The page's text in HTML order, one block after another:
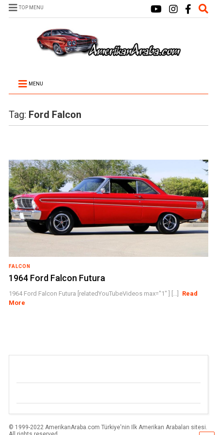
TOP MENU
MENU
Tag: Ford Falcon
FALCON
1964 Ford Falcon Futura
1964 Ford Falcon Futura [relatedYouTubeVideos max="1" ] [...]
Read
More
© 1999-2022 AmerikanAraba.com Türkiye'nin Ilk Amerikan Arabaları sitesi.